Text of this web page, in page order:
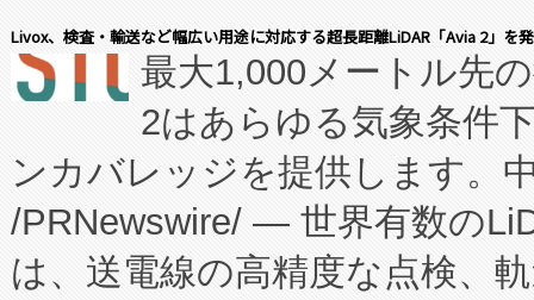
す。FCCM‑を活用した現地生
患者にとっての費用負担を大
のアクセスを大幅に拡大する
Fully-Connected Continuous
プログラムには、施設設計・
に関する技術移転および知的
会社エーアイ・アンド：本社
President原信平）と、エンタ
ードするVoltaiqは、日本にあ
ーエネルギー貯蔵システム（
た。 Voltaiq独自のAI搭載プラ
定、統合、導入、運用に至る
Livox、検査・輸送など幅広い用途に対応する超長距離LiDAR「Avia 2」を
最大1,000メートル先
2はあらゆる気象条件
ンカバレッジを提供します。
/PRNewswire/ — 世界有数の
は、送電線の高精度な点検、